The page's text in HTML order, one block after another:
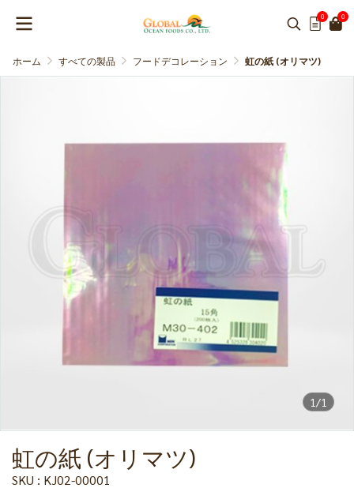
0 0
ホーム すべての製品 フードデコレーション 虹の紙 (オリマツ)
1/1
虹の紙 (オリマツ)
SKU : KJ02-00001